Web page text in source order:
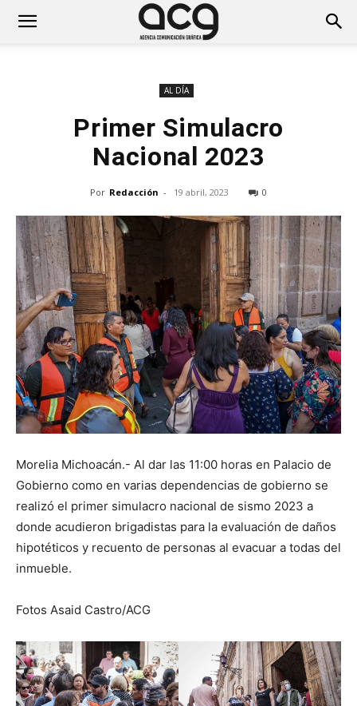
AL DÍA
Primer Simulacro
Nacional 2023
Por Redacción - 19 abril, 2023 0
Morelia Michoacán.- Al dar las 11:00 horas en Palacio de
Gobierno como en varias dependencias de gobierno se
realizó el primer simulacro nacional de sismo 2023 a
donde acudieron brigadistas para la evaluación de daños
hipotéticos y recuento de personas al evacuar a todas del
inmueble.
Fotos Asaid Castro/ACG